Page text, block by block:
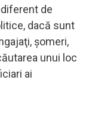
de
dacă sunt
şomeri,
unui loc
ai